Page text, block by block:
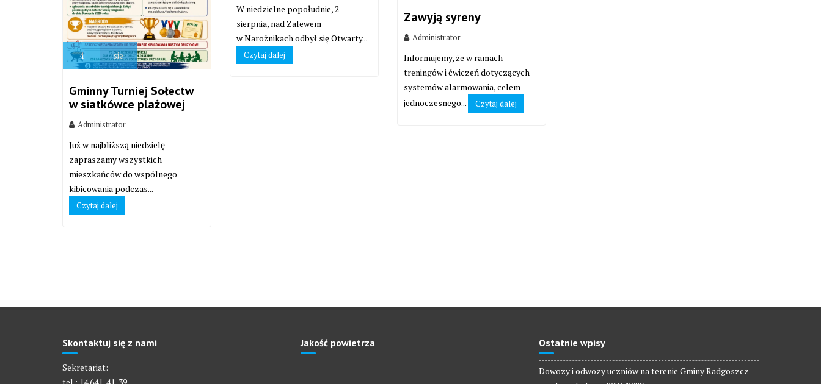
4 sie
Gminny Turniej Sołectw
w siatkówce plażowej
Administrator
Już w najbliższą niedzielę
zapraszamy wszystkich
mieszkańców do wspólnego
kibicowania podczas...
Czytaj dalej
W niedzielne popołudnie, 2
sierpnia, nad Zalewem
w Narożnikach odbył się Otwarty...
Czytaj dalej
Zawyją syreny
Administrator
Informujemy, że w ramach
treningów i ćwiczeń dotyczących
systemów alarmowania, celem
jednoczesnego...
Czytaj dalej
Skontaktuj się z nami
Sekretariat:
Jakość powietrza Ostatnie wpisy
Dowozy i odwozy uczniów na terenie Gminy Radgoszcz